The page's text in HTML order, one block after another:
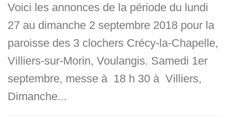
Voici les annonces de la période du lundi
27 au dimanche 2 septembre 2018 pour la
paroisse des 3 clochers Crécy-la-Chapelle,
Villiers-sur-Morin, Voulangis. Samedi 1er
septembre, messe à 18 h 30 à Villiers,
Dimanche...